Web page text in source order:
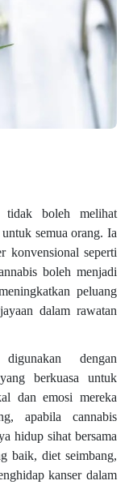
tidak boleh melihat
semua orang. Ia
konvensional seperti
boleh menjadi
peluang
dalam rawatan
dengan
berkuasa untuk
dan emosi mereka
apabila cannabis
hidup sihat bersama
baik, diet seimbang,
kanser dalam